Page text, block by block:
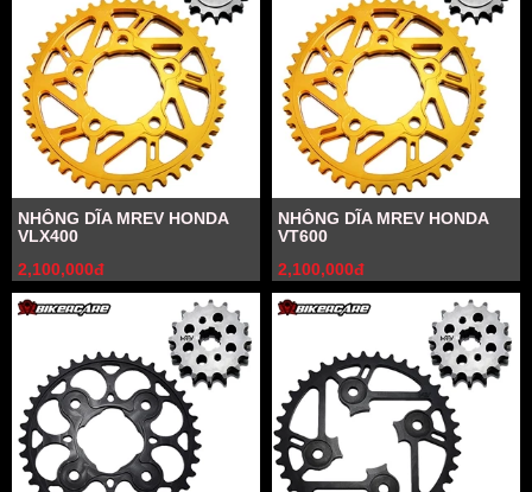
NHÔNG DĨA MREV HONDA
VLX400
2,100,000đ
NHÔNG DĨA MREV HONDA
VT600
2,100,000đ